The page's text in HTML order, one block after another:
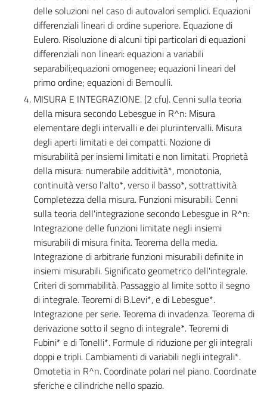
delle soluzioni nel caso di autovalori semplici. Equazioni
differenziali lineari di ordine superiore. Equazione di
Eulero. Risoluzione di alcuni tipi particolari di equazioni
differenziali non lineari: equazioni a variabili
separabili;equazioni omogenee; equazioni lineari del
primo ordine; equazioni di Bernoulli.
MISURA E INTEGRAZIONE. (2 cfu). Cenni sulla teoria
della misura secondo Lebesgue in R^n: Misura
elementare degli intervalli e dei pluriintervalli. Misura
degli aperti limitati e dei compatti. Nozione di
misurabilità per insiemi limitati e non limitati. Proprietà
della misura: numerabile additività*, monotonia,
continuità verso l'alto*, verso il basso*, sottrattività
Completezza della misura. Funzioni misurabili. Cenni
sulla teoria dell'integrazione secondo Lebesgue in R^n:
Integrazione delle funzioni limitate negli insiemi
misurabili di misura finita. Teorema della media.
Integrazione di arbitrarie funzioni misurabili definite in
insiemi misurabili. Significato geometrico dell'integrale.
Criteri di sommabilità. Passaggio al limite sotto il segno
di integrale. Teoremi di B.Levi*, e di Lebesgue*.
Integrazione per serie. Teorema di invadenza. Teorema di
derivazione sotto il segno di integrale*. Teoremi di
Fubini* e di Tonelli*. Formule di riduzione per gli integrali
doppi e tripli. Cambiamenti di variabili negli integrali*.
Omotetia in R^n. Coordinate polari nel piano. Coordinate
sferiche e cilindriche nello spazio.